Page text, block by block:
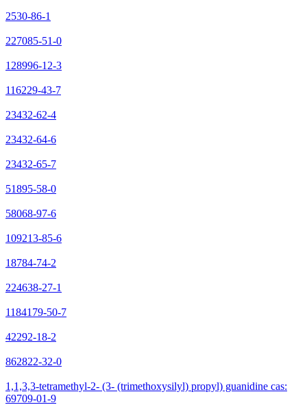
2530-86-1
227085-51-0
128996-12-3
116229-43-7
23432-62-4
23432-64-6
23432-65-7
51895-58-0
58068-97-6
109213-85-6
18784-74-2
224638-27-1
1184179-50-7
42292-18-2
862822-32-0
1,1,3,3-tetramethyl-2- (3- (trimethoxysilyl) propyl) guanidine cas:
69709-01-9